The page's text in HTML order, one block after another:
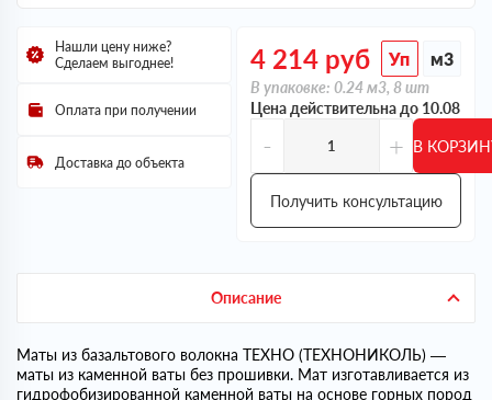
4 214 руб Уп м3
В упаковке: 0.24 м3, 8 шт
Цена действительна до 10.08
- + В
Получить консультацию
Нашли цену ниже?
Сделаем выгоднее!
Оплата при получении
Доставка до объекта
Описание
Маты из базальтового волокна ТЕХНО (ТЕХНОНИКОЛЬ) —
маты из каменной ваты без прошивки. Мат изготавливается из
гидрофобизированной каменной ваты на основе горных пород